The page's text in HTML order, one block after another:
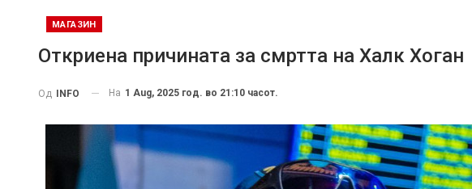
МАГАЗИН
Откриена причината за смртта на Халк Хоган
Од INFO На 1 Aug, 2025 год. во 21:10 часот.